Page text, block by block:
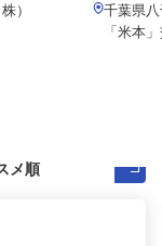
）
千葉県
「米本